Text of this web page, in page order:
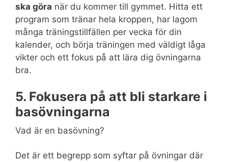
ska göra när du kommer till gymmet. Hitta ett
program som tränar hela kroppen, har lagom
många träningstillfällen per vecka för din
kalender, och börja träningen med väldigt låga
vikter och ett fokus på att lära dig övningarna
bra.
5. Fokusera på att bli starkare i
basövningarna
Vad är en basövning?
Det är ett begrepp som syftar på övningar där